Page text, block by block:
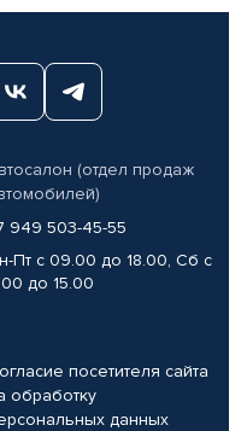
(отдел продаж
949 503-45-55
Пт с 09.00 до 18.00, Сб с
до 15.00
посетителя сайта
обработку
данных